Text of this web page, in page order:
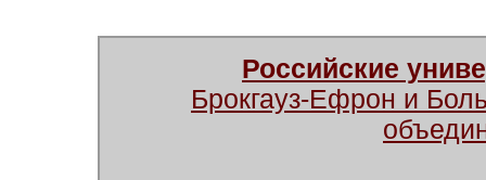
Российские
Брокгауз-Ефрон и